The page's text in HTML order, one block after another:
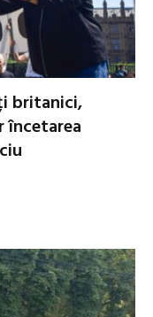
britanici,
încetarea